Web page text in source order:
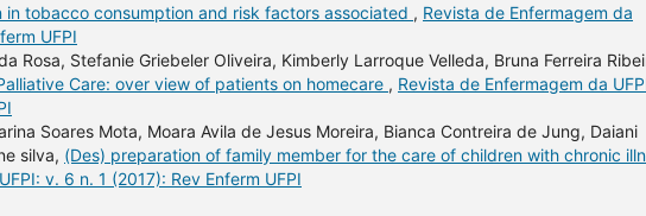
in tobacco consumption and risk factors associated , Revista de Enfermagem da
UFPI
Rosa, Stefanie Griebeler Oliveira, Kimberly Larroque Velleda, Bruna Ferreira
Care: over view of patients on homecare , Revista de Enfermagem da
Soares Mota, Moara Avila de Jesus Moreira, Bianca Contreira de Jung, Daiani
silva, (Des) preparation of family member for the care of children with chronic
v. 6 n. 1 (2017): Rev Enferm UFPI